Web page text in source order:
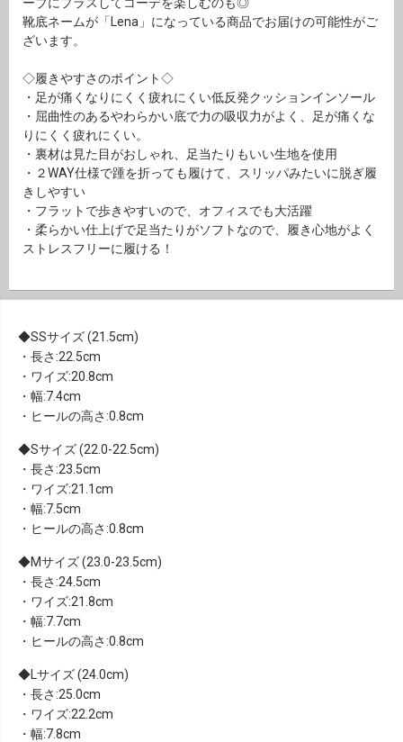
靴底ネームが「Lena」になっている商品でお届けの可能性がご
ざいます。
◇履きやすさのポイント◇
・足が痛くなりにくく疲れにくい低反発クッションインソール
・屈曲性のあるやわらかい底で力の吸収力がよく、足が痛くな
りにくく疲れにくい。
・裏材は見た目がおしゃれ、足当たりもいい生地を使用
・２WAY仕様で踵を折っても履けて、スリッパみたいに脱ぎ履
きしやすい
・フラットで歩きやすいので、オフィスでも大活躍
・柔らかい仕上げで足当たりがソフトなので、履き心地がよく
ストレスフリーに履ける！
SSサイズ (21.5cm)
・長さ:22.5cm
・ワイズ:20.8cm
・幅:7.4cm
・ヒールの高さ:0.8cm
Sサイズ (22.0-22.5cm)
・長さ:23.5cm
・ワイズ:21.1cm
・幅:7.5cm
・ヒールの高さ:0.8cm
Mサイズ (23.0-23.5cm)
・長さ:24.5cm
・ワイズ:21.8cm
・幅:7.7cm
・ヒールの高さ:0.8cm
Lサイズ (24.0cm)
・長さ:25.0cm
・ワイズ:22.2cm
・幅:7.8cm